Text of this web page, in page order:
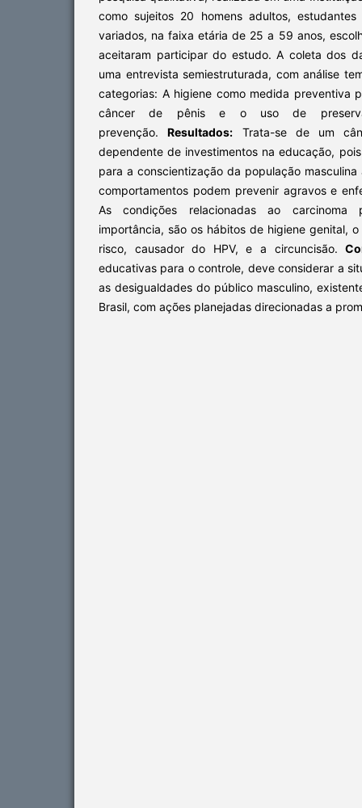
como sujeitos 20 homens adultos,
variados, na faixa etária de 25 a 59 anos,
aceitaram participar do estudo. A coleta dos
uma entrevista semiestruturada, com análise
categorias: A higiene como medida preventiva
câncer de pênis e o uso de
prevenção.Resultados: Trata-se de um
dependente de investimentos na educação,
para a conscientização da população
comportamentos podem prevenir agravos e
As condições relacionadas ao
importância, são os hábitos de higiene genital,
risco, causador do HPV, e a circuncisão.
educativas para o controle, deve considerar a
as desigualdades do público masculino,
Brasil, com ações planejadas direcionadas a